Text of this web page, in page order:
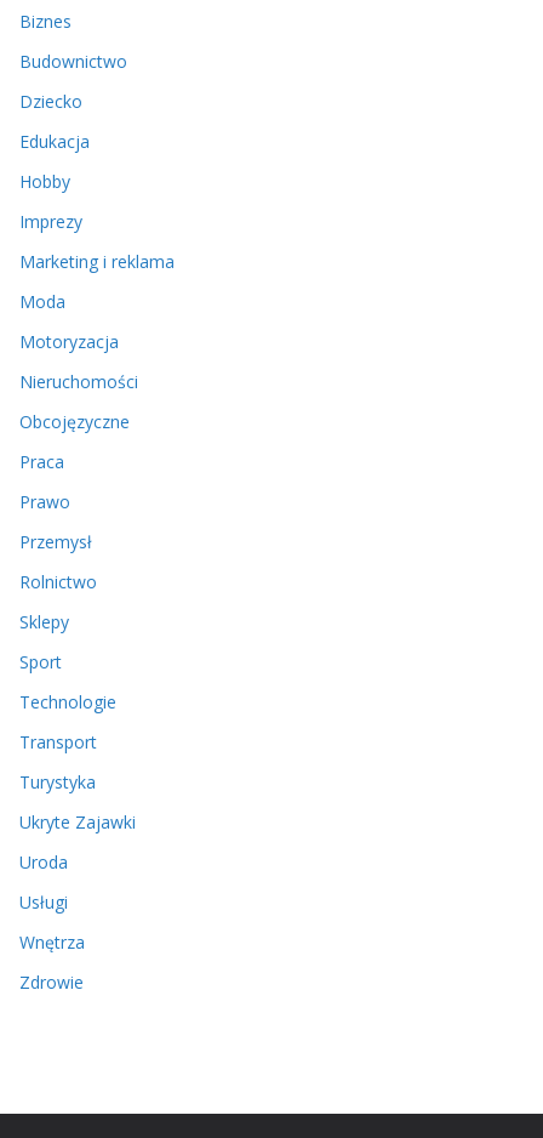
Biznes
Budownictwo
Dziecko
Edukacja
Hobby
Imprezy
Marketing i reklama
Moda
Motoryzacja
Nieruchomości
Obcojęzyczne
Praca
Prawo
Przemysł
Rolnictwo
Sklepy
Sport
Technologie
Transport
Turystyka
Ukryte Zajawki
Uroda
Usługi
Wnętrza
Zdrowie